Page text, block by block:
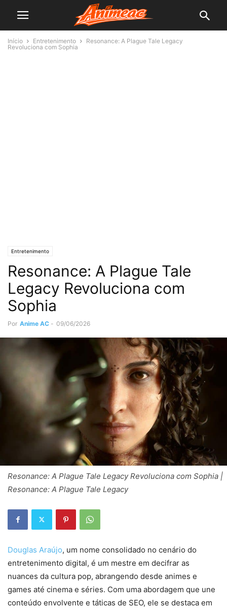
Início Entretenimento
Resonance: A Plague Tale Legacy
Revoluciona com Sophia
Entretenimento
Resonance: A Plague Tale
Legacy Revoluciona com
Sophia
Por Anime AC - 09/06/2026
Resonance: A Plague Tale Legacy Revoluciona com Sophia |
Resonance: A Plague Tale Legacy
Douglas Araújo, um nome consolidado no cenário do
entretenimento digital, é um mestre em decifrar as
nuances da cultura pop, abrangendo desde animes e
games até cinema e séries. Com uma abordagem que une
conteúdo envolvente e táticas de SEO, ele se destaca em